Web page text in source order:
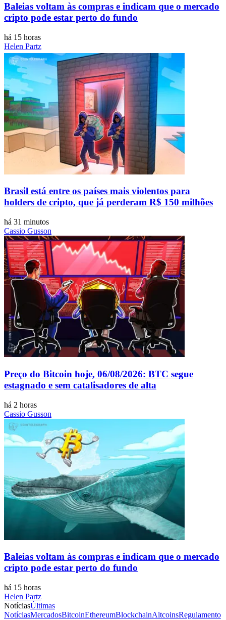
Baleias voltam às compras e indicam que o mercado
cripto pode estar perto do fundo
há 15 horas
Helen Partz
Brasil está entre os países mais violentos para
holders de cripto, que já perderam R$ 150 milhões
há 31 minutos
Cassio Gusson
Preço do Bitcoin hoje, 06/08/2026: BTC segue
estagnado e sem catalisadores de alta
há 2 horas
Cassio Gusson
Baleias voltam às compras e indicam que o mercado
cripto pode estar perto do fundo
há 15 horas
Helen Partz
NotíciasÚltimas
NotíciasMercadosBitcoinEthereumBlockchainAltcoinsRegulamento